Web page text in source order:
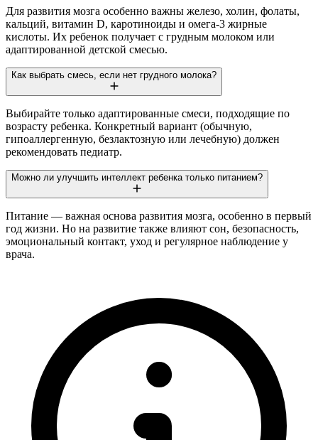
Для развития мозга особенно важны железо, холин, фолаты,
кальций, витамин D, каротиноиды и омега-3 жирные
кислоты. Их ребенок получает с грудным молоком или
адаптированной детской смесью.
Как выбрать смесь, если нет грудного молока?
Выбирайте только адаптированные смеси, подходящие по
возрасту ребенка. Конкретный вариант (обычную,
гипоаллергенную, безлактозную или лечебную) должен
рекомендовать педиатр.
Можно ли улучшить интеллект ребенка только питанием?
Питание — важная основа развития мозга, особенно в первый
год жизни. Но на развитие также влияют сон, безопасность,
эмоциональный контакт, уход и регулярное наблюдение у
врача.